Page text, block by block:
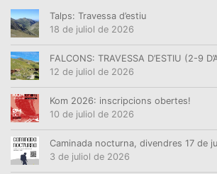
Talps: Travessa d’estiu
18 de juliol de 2026
FALCONS: TRAVESSA D’ESTIU (2-9
12 de juliol de 2026
Kom 2026: inscripcions obertes!
10 de juliol de 2026
Caminada nocturna, divendres 17 de
3 de juliol de 2026